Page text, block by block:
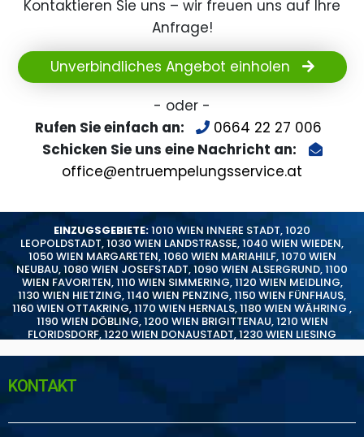
Kontaktieren Sie uns – wir freuen uns auf Ihre
Anfrage!
Unverbindliches Angebot einholen
- oder -
Rufen Sie einfach an:
0664 22 27 006
Schicken Sie uns eine Nachricht an:
office@entruempelungsservice.at
EINZUGSGEBIETE:1010 WIEN INNERE STADT,1020
LEOPOLDSTADT,1030 WIEN LANDSTRASSE,1040 WIEN WIEDEN,
1050 WIEN MARGARETEN,1060 WIEN MARIAHILF,1070 WIEN
NEUBAU,1080 WIEN JOSEFSTADT,1090 WIEN ALSERGRUND,1100
WIEN FAVORITEN,1110 WIEN SIMMERING,1120 WIEN MEIDLING,
1130 WIEN HIETZING,1140 WIEN PENZING,1150 WIEN FÜNFHAUS,
1160 WIEN OTTAKRING,1170 WIEN HERNALS,1180 WIEN WÄHRING ,
1190 WIEN DÖBLING,1200 WIEN BRIGITTENAU,1210 WIEN
FLORIDSDORF,1220 WIEN DONAUSTADT,1230 WIEN LIESING
KONTAKT